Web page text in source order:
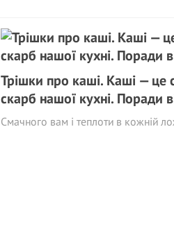
Трішки про каші. Каші — це
скарб нашої кухні. Поради
Смачного вам і теплоти в кожній